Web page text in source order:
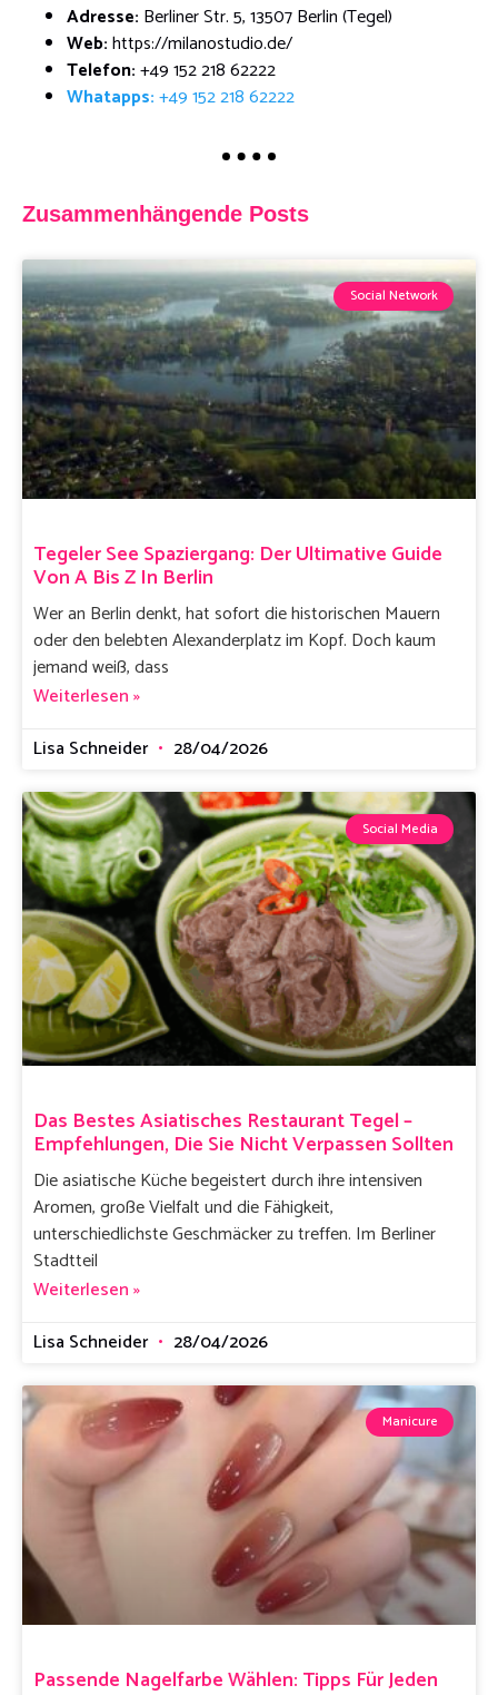
Adresse: Berliner Str. 5, 13507 Berlin (Tegel)
Web:https://milanostudio.de/
Telefon:+49 152 218 62222
Whatapps:+49 152 218 62222
Zusammenhängende Posts
Social Network
Tegeler See Spaziergang: Der Ultimative Guide
Von A Bis Z In Berlin
Wer an Berlin denkt, hat sofort die historischen Mauern
oder den belebten Alexanderplatz im Kopf. Doch kaum
jemand weiß, dass
Weiterlesen »
Lisa Schneider
28/04/2026
Social Media
Das Bestes Asiatisches Restaurant Tegel –
Empfehlungen, Die Sie Nicht Verpassen Sollten
Die asiatische Küche begeistert durch ihre intensiven
Aromen, große Vielfalt und die Fähigkeit,
unterschiedlichste Geschmäcker zu treffen. Im Berliner
Stadtteil
Weiterlesen »
Lisa Schneider
28/04/2026
Manicure
Passende Nagelfarbe Wählen: Tipps Für Jeden